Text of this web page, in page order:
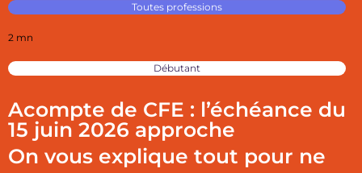
Toutes professions
2 mn
Débutant
Acompte de CFE : l’échéance du
15 juin 2026 approche
On vous explique tout pour ne